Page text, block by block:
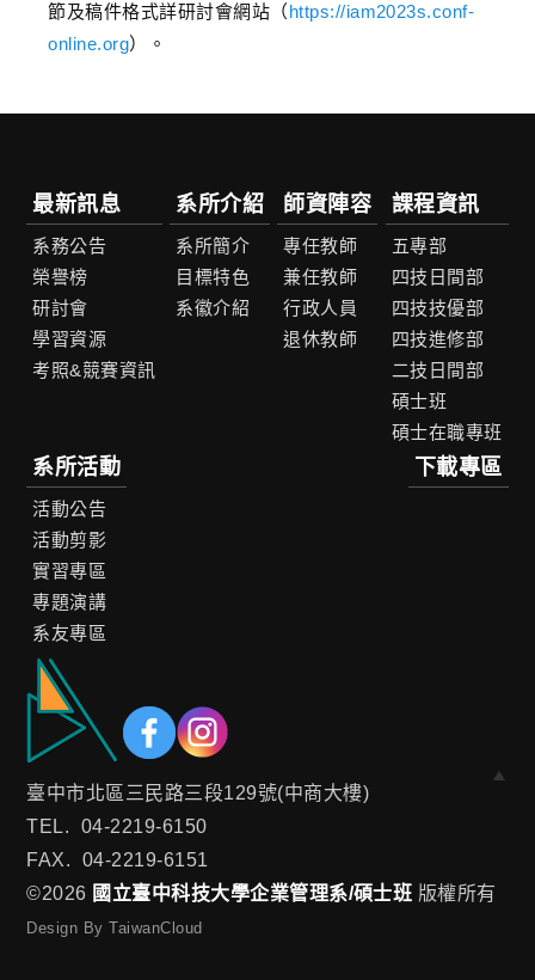
節及稿件格式詳研討會網站（https://iam2023s.conf-
online.org）。
臺中市北區三民路三段129號(中商大樓)
TEL.
04-2219-6150
FAX.
04-2219-6151
©2026 國立臺中科技大學企業管理系/碩士班 版權所有
Design By TaiwanCloud
最新訊息
系務公告
榮譽榜
研討會
學習資源
考照&競賽資訊
系所介紹
系所簡介
目標特色
系徽介紹
師資陣容
專任教師
兼任教師
行政人員
退休教師
課程資訊
五專部
四技日間部
四技技優部
四技進修部
二技日間部
碩士班
碩士在職專班
系所活動
活動公告
活動剪影
實習專區
專題演講
系友專區
下載專區